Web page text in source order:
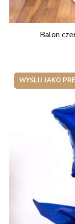
Balon
WYŚLIJ JAKO